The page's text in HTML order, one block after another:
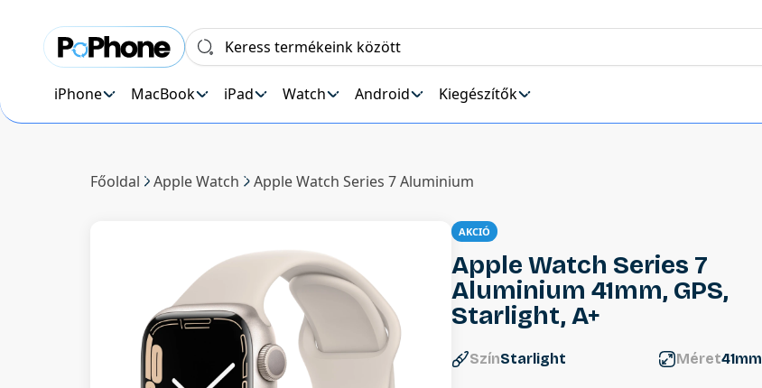
iPhone MacBook iPad Watch Android Kiegészítők
Főoldal Apple Watch Apple Watch Series 7 Aluminium
AKCIÓ
Apple Watch Series 7
Aluminium 41mm, GPS,
Starlight, A+
SzínStarlight Méret41mm